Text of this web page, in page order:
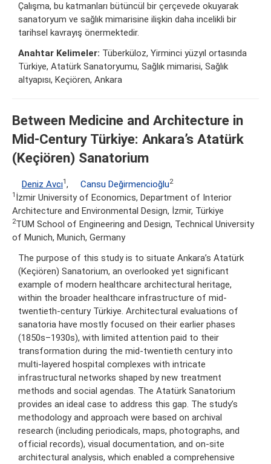
Çalışma, bu katmanları bütüncül bir çerçevede okuyarak
sanatoryum ve sağlık mimarisine ilişkin daha incelikli bir
tarihsel kavrayış önermektedir.
Anahtar Kelimeler: Tüberküloz, Yirminci yüzyıl ortasında
Türkiye, Atatürk Sanatoryumu, Sağlık mimarisi, Sağlık
altyapısı, Keçiören, Ankara
Between Medicine and Architecture in
Mid-Century Türkiye: Ankara’s Atatürk
(Keçiören) Sanatorium
Deniz Avcı1 , Cansu Değirmencioğlu2
1 İzmir University of Economics, Department of Interior
Architecture and Environmental Design, İzmir, Türkiye
2TUM School of Engineering and Design, Technical University
of Munich, Munich, Germany
The purpose of this study is to situate Ankara’s Atatürk
(Keçiören) Sanatorium, an overlooked yet significant
example of modern healthcare architectural heritage,
within the broader healthcare infrastructure of mid-
twentieth-century Türkiye. Architectural evaluations of
sanatoria have mostly focused on their earlier phases
(1850s–1930s), with limited attention paid to their
transformation during the mid-twentieth century into
multi-layered hospital complexes with intricate
infrastructural networks shaped by new treatment
methods and social agendas. The Atatürk Sanatorium
provides an ideal case to address this gap. The study’s
methodology and approach were based on archival
research (including periodicals, maps, photographs, and
official records), visual documentation, and on-site
architectural analysis, which enabled a comprehensive